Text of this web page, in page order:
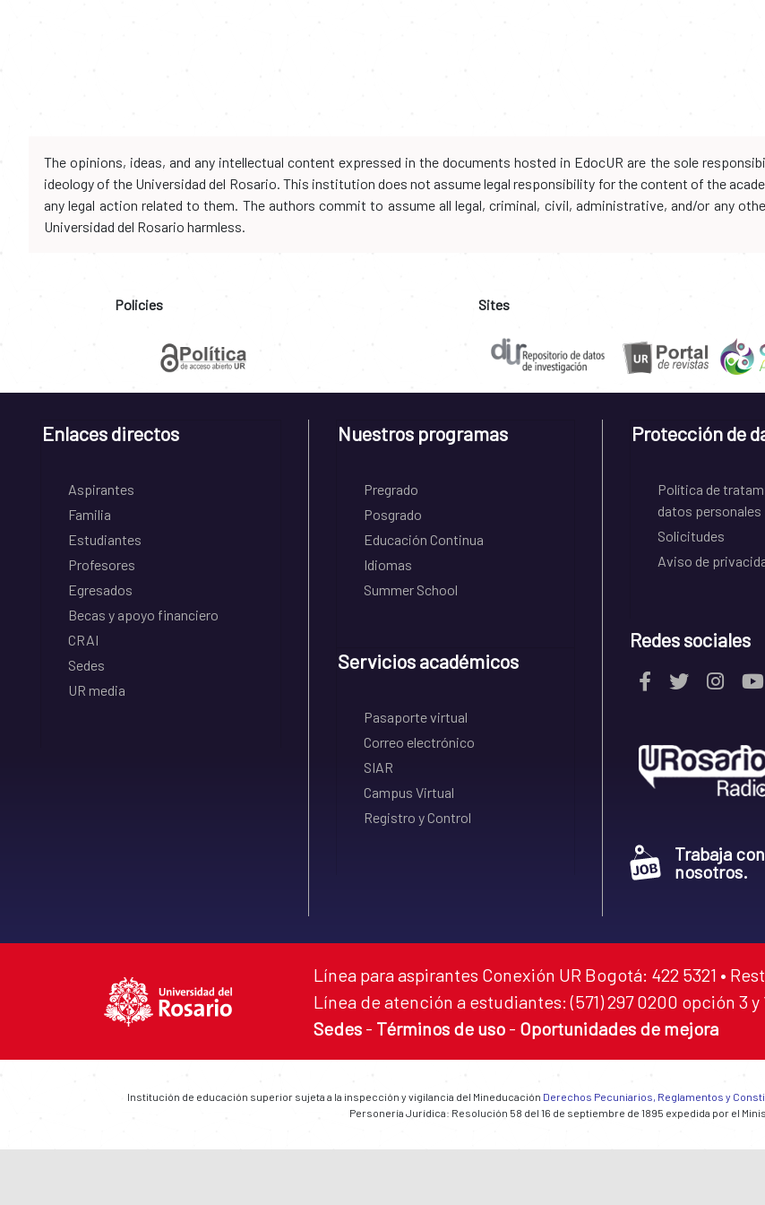
The opinions, ideas, and any intellectual content expressed in the documents hosted in EdocUR are the sole
ideology of the Universidad del Rosario. This institution does not assume legal responsibility for the content of the
any legal action related to them. The authors commit to assume all legal, criminal, civil, administrative, and/or any
Universidad del Rosario harmless.
Policies Sites
Enlaces directos
Aspirantes
Familia
Estudiantes
Profesores
Egresados
Becas y apoyo financiero
CRAI
Sedes
UR media
Nuestros programas
Pregrado
Posgrado
Educación Continua
Idiomas
Summer School
Servicios académicos
Pasaporte virtual
Correo electrónico
SIAR
Campus Virtual
Registro y Control
Protección de
Política de
datos personales
Solicitudes
Aviso de
Redes sociales
Trabaja con
nosotros.
Línea para aspirantes Conexión UR Bogotá: 422 5321 •
Línea de atención a estudiantes: (571) 297 0200 opción 3 y
Sedes - Términos de uso - Oportunidades de mejora
Institución de educación superior sujeta a la inspección y vigilancia del Mineducación Derechos Pecuniarios, Reglamentos y
Personería Jurídica: Resolución 58 del 16 de septiembre de 1895 expedida por el